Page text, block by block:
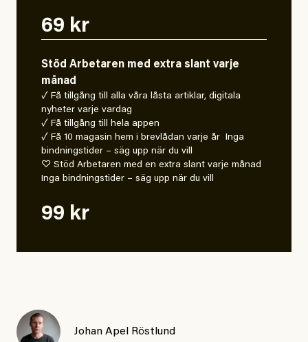
69 kr
Stöd Arbetaren med extra slant varje
månad
✓ Få tillgång till alla våra låsta artiklar, digitala
nyheter varje vardag
✓ Få tillgång till hela appen
✓ Få 10 magasin hem i brevlådan varje år Inga
bindningstider – säg upp när du vill
♡ Stöd Arbetaren med en extra slant varje månad
Inga bindningstider – säg upp när du vill
99 kr
Johan Apel Röstlund